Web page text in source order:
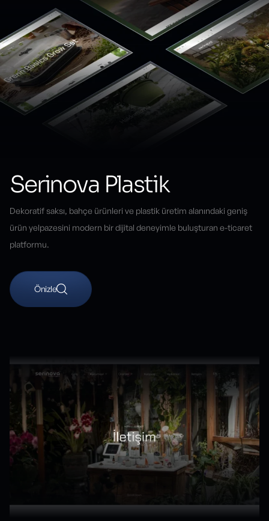
Serinova Plastik
Dekoratif saksı, bahçe ürünleri ve plastik üretim alanındaki geniş
ürün yelpazesini modern bir dijital deneyimle buluşturan e-ticaret
platformu.
Önizle